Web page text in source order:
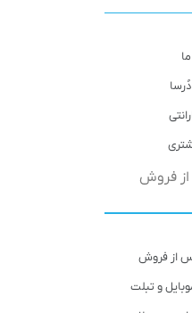
فروش
از فروش
و تبلت